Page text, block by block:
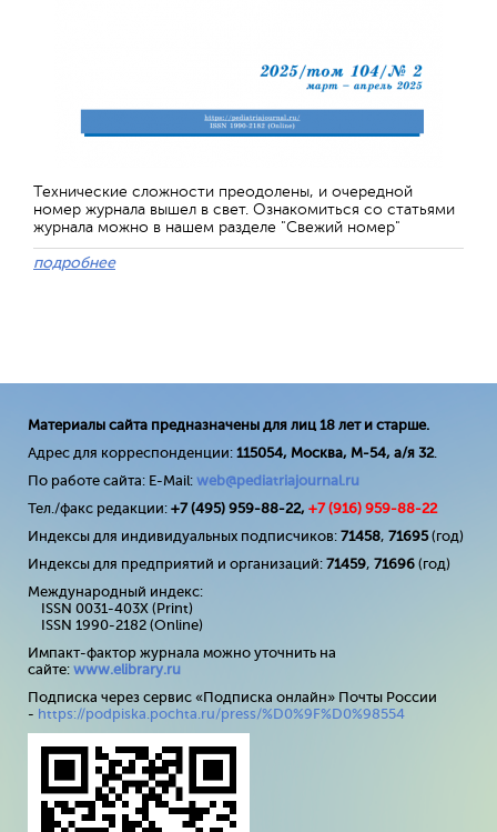
Технические сложности преодолены, и очередной
номер журнала вышел в свет. Ознакомиться со статьями
журнала можно в нашем разделе "Свежий номер"
подробнее
Материалы сайта предназначены для лиц 18 лет и старше.
Адрес для корреспонденции: 115054, Москва, М-54, а/я 32.
По работе сайта: E-Mail: web@pediatriajournal.ru
Тел./факс редакции: +7 (495) 959-88-22, +7 (916) 959-88-22
Индексы для индивидуальных подписчиков: 71458, 71695(год)
Индексы для предприятий и организаций: 71459, 71696 (год)
Международный индекс:
ISSN 0031-403X (Print)
ISSN 1990-2182 (Online)
Импакт-фактор журнала можно уточнить на
сайте: www.elibrary.ru
Подписка через сервис «Подписка онлайн» Почты России
- https://podpiska.pochta.ru/press/%D0%9F%D0%98554